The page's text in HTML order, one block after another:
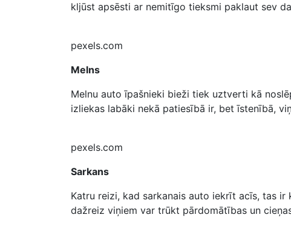
kljūst apsēsti ar nemitīgo tieksmi paklaut sev
pexels.com
Melns
Melnu auto īpašnieki bieži tiek uztverti kā
izliekas labāki nekā patiesībā ir, bet īstenībā,
pexels.com
Sarkans
Katru reizi, kad sarkanais auto iekrīt acīs, tas ir
dažreiz viņiem var trūkt pārdomātības un